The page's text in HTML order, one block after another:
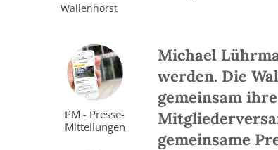
Wallenhorst
PM - Presse-
Mitteilungen
Michael
werden. Die
gemeinsam
gemeinsame